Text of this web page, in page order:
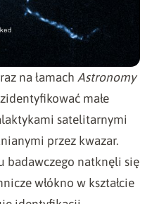
na łamach Astronomy
małe
satelitarnymi
przez kwazar.
badawczego natknęli się
włókno w kształcie